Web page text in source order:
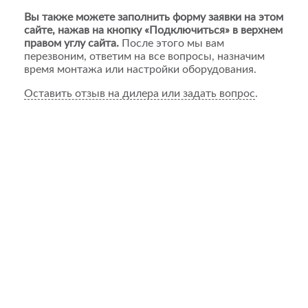
Вы также можете заполнить форму заявки на этом
сайте, нажав на кнопку «Подключиться» в верхнем
правом углу сайта. После этого мы вам
перезвоним, ответим на все вопросы, назначим
время монтажа или настройки оборудования.
Оставить отзыв на дилера или задать вопрос.